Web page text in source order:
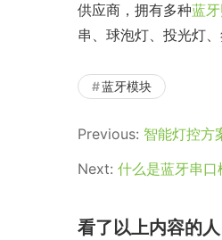
供应商，拥有多种蓝
串、球泡灯、投光灯
蓝牙模块
Previous: 智能灯控方
Next: 什么是蓝牙串口
看了以上内容的